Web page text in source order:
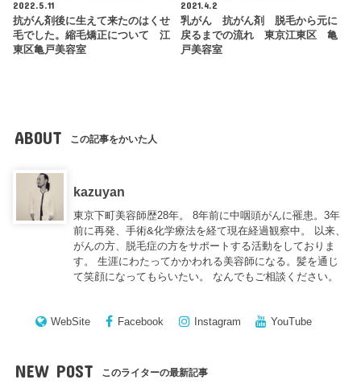
2022.5.11
抗がん剤後に生えて来たのはくせ
毛でした。縮毛矯正について 江
東区亀戸美容室
2021.4.2
乳がん 抗がん剤 脱毛から元に
戻るまでの流れ 東京江東区 亀
戸美容室
ABOUT この記事をかいた人
kazuyan
東京下町美容師歴28年。 8年前に中咽頭がんに罹患。3年
前に再発、手術&化学療法を経て現在経過観察中。 以来、
がんの方、脱毛症の方をサポートする活動をしておりま
す。 生涯にわたってかかわれる美容師になる。髪を通じ
て笑顔になってもらいたい。 なんでもご相談ください。
WebSite Facebook Instagram YouTube
NEW POST このライターの最新記事